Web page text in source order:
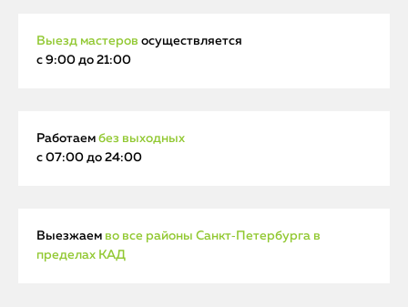
Выезд мастеров осуществляется
с 9:00 до 21:00
Работаем без выходных
с 07:00 до 24:00
Выезжаем во все районы Санкт‑Петербурга в
пределах КАД